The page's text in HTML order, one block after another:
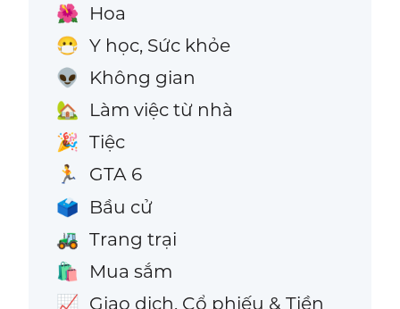
🌺 Hoa
😷 Y học, Sức khỏe
👽 Không gian
🏡 Làm việc từ nhà
🎉 Tiệc
🏃 GTA 6
🗳️ Bầu cử
🚜 Trang trại
🛍️ Mua sắm
📈 Giao dịch, Cổ phiếu & Tiền